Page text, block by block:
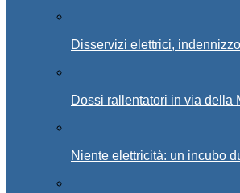
Disservizi elettrici,
Dossi rallentatori in via della
Niente elettricità: un incubo